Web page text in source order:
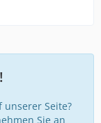
unserer Seite?
Sie an